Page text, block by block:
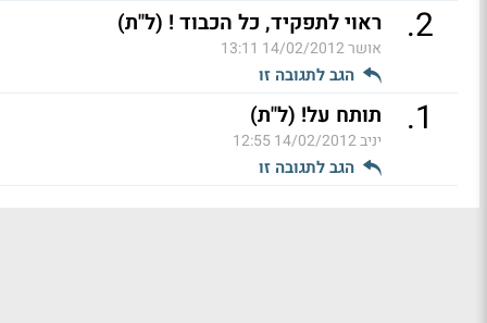
2
. ראוי לתפקיד, כל הכבוד ! (ל"ת)
אושר14/02/2012 13:11
הגב לתגובה זו
1
. תותח על! (ל"ת)
יניב14/02/2012 12:55
הגב לתגובה זו